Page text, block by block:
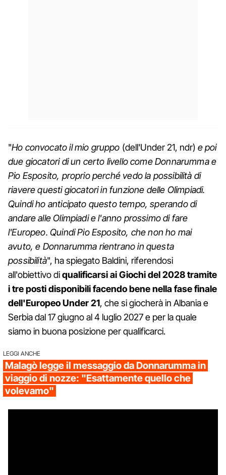
"Ho convocato il mio gruppo (dell'Under 21, ndr) e poi
due giocatori di un certo livello come Donnarumma e
Pio Esposito, proprio perché vedo la possibilità di
riavere questi giocatori in funzione delle Olimpiadi.
Quindi ho anticipato questo tempo, sperando di
andare alle Olimpiadi e l'anno prossimo di fare
l'Europeo. Quindi Pio Esposito, che non ho mai
avuto, e Donnarumma rientrano in questa
possibilità", ha spiegato Baldini, riferendosi
all'obiettivo diqualificarsi ai Giochi del 2028 tramite
i tre posti disponibili facendo bene nella fase finale
dell'Europeo Under 21, che si giocherà in Albania e
Serbia dal 17 giugno al 4 luglio 2027 e per la quale
siamo in buona posizione per qualificarci.
LEGGI ANCHE
Malagò legge il messaggio da Donnarumma in
viaggio di nozze: "Esattamente quello che
volevamo"